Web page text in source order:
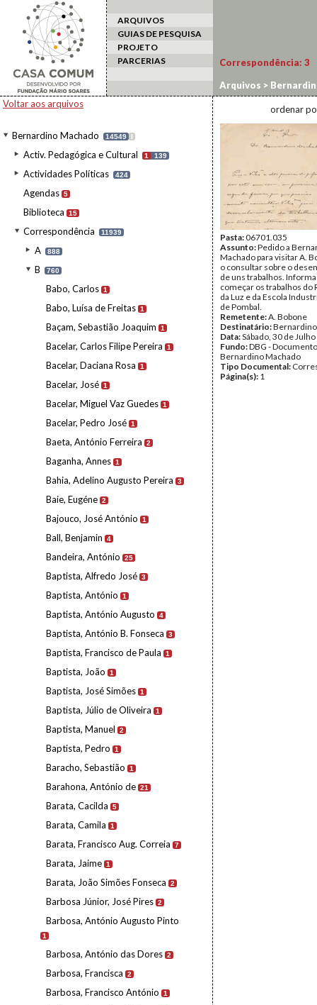
ARQUIVOS
GUIAS DE PESQUISA
PROJETO
PARCERIAS
Voltar aos arquivos
Bernardino Machado 14549 I
Activ. Pedagógica e Cultural 1 139
Actividades Políticas 424
Agendas 5
Biblioteca 15
Correspondência 11939
A 888
B 760
Babo, Carlos 1
Babo, Luísa de Freitas 1
Baçam, Sebastião Joaquim 1
Bacelar, Carlos Filipe Pereira 1
Bacelar, Daciana Rosa 1
Bacelar, José 1
Bacelar, Miguel Vaz Guedes 1
Bacelar, Pedro José 1
Baeta, António Ferreira 2
Baganha, Annes 1
Bahia, Adelino Augusto Pereira 3
Baie, Eugéne 2
Bajouco, José António 1
Ball, Benjamin 4
Bandeira, António 25
Baptista, Alfredo José 3
Baptista, António 1
Baptista, António Augusto 4
Baptista, António B. Fonseca 3
Baptista, Francisco de Paula 1
Baptista, João 1
Baptista, José Simões 1
Baptista, Júlio de Oliveira 1
Baptista, Manuel 2
Baptista, Pedro 1
Baracho, Sebastião 1
Barahona, António de 21
Barata, Cacilda 5
Barata, Camila 1
Barata, Francisco Aug. Correia 7
Barata, Jaime 1
Barata, João Simões Fonseca 2
Barbosa Júnior, José Pires 2
Barbosa, António Augusto Pinto
1
Barbosa, António das Dores 2
Barbosa, Francisca 2
Barbosa, Francisco António 1
Correspondência: 3
Arquivos >
ordenar
Pasta:06701.035
Assunto:Pedido a
Machado para visitar A.
o consultar sobre o
de uns trabalhos.
começar os trabalhos do
da Luz e da Escola
de Pombal.
Remetente:A. Bobone
Destinatário:
Data:Sábado, 30 de
Fundo:DBG -
Bernardino Machado
Tipo Documental:
Página(s): 1